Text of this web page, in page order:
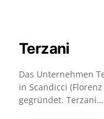
Terzani
Das Unternehmen
in Scandicci
gegründet. Terzani…